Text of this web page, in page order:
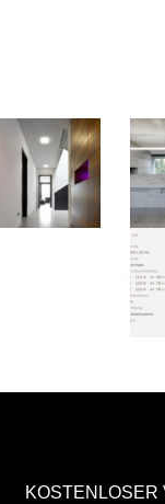
KOSTENLOSER